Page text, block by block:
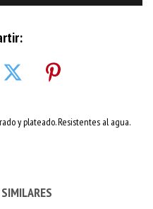
y plateado. Resistentes al agua.